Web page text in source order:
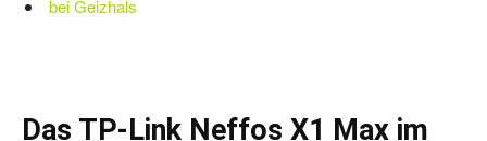
bei Geizhals
Das TP-Link Neffos X1 Max im